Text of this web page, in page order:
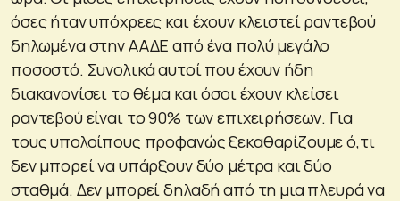
όσες ήταν υπόχρεες και έχουν κλειστεί ραντεβού
δηλωμένα στην ΑΑΔΕ από ένα πολύ μεγάλο
ποσοστό. Συνολικά αυτοί που έχουν ήδη
διακανονίσει το θέμα και όσοι έχουν κλείσει
ραντεβού είναι το 90% των επιχειρήσεων. Για
τους υπολοίπους προφανώς ξεκαθαρίζουμε ό,τι
δεν μπορεί να υπάρξουν δύο μέτρα και δύο
σταθμά. Δεν μπορεί δηλαδή από τη μια πλευρά να